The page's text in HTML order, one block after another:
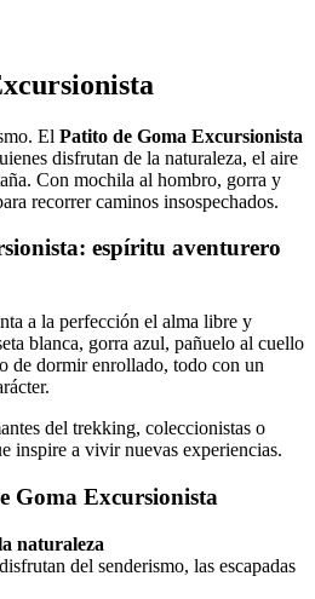
El Patito de Goma Excursionista
disfrutan de la naturaleza, el aire
Con mochila al hombro, gorra y
recorrer caminos insospechados.
espíritu aventurero
a la perfección el alma libre y
blanca, gorra azul, pañuelo al cuello
de dormir enrollado, todo con un
del trekking, coleccionistas o
inspire a vivir nuevas experiencias.
Goma Excursionista
naturaleza
del senderismo, las escapadas